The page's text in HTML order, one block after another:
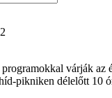
programokkal várják az
pikniken délelőtt 10